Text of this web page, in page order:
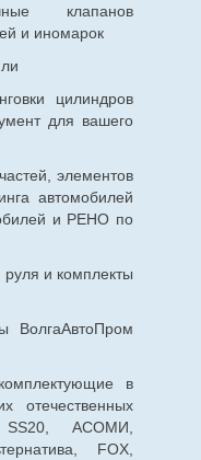
клапанов
и иномарок
цилиндров
для вашего
элементов
автомобилей
и РЕНО по
руля и комплекты
ВолгаАвтоПром
в
отечественных
SS20, АСОМИ,
FOX,